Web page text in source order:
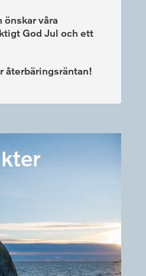
önskar våra
God Jul och ett
återbäringsräntan!